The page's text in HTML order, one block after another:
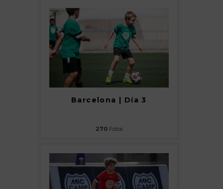
Barcelona | Día 3
270Fotos